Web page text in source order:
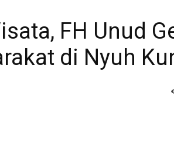
FH Unud
di Nyuh